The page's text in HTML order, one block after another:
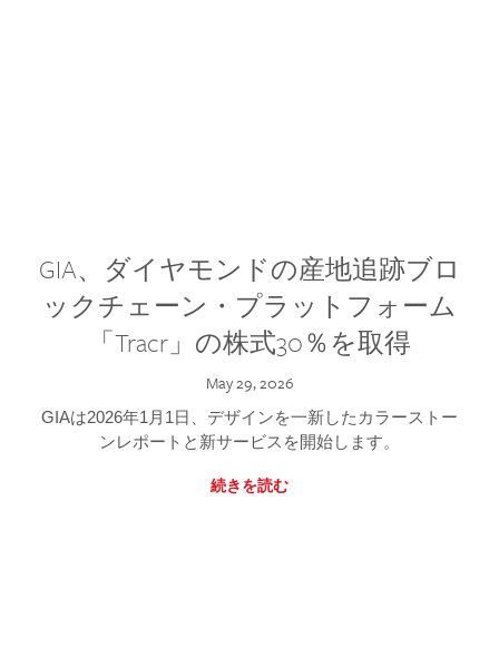
GIA、ダイヤモンドの産地追跡ブロ
ックチェーン・プラットフォーム
「Tracr」の株式30％を取得
May 29, 2026
GIAは2026年1月1日、デザインを一新したカラーストー
ンレポートと新サービスを開始します。
続きを読む